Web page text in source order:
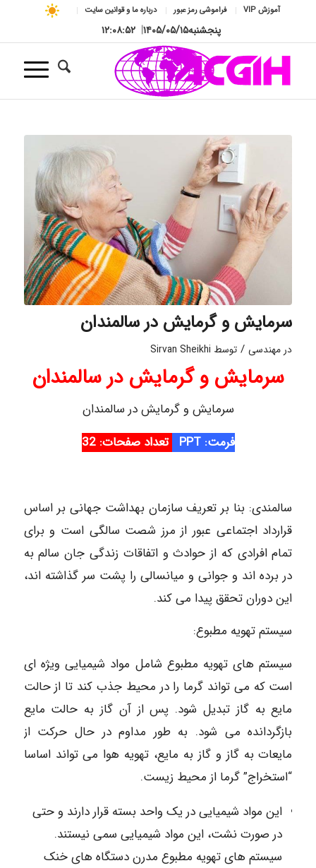
آموزش VIP فراموشی رمز عبور درباره ما و قوانین سایت
پنجشنبه۱۴۰۵/۰۵/۱۵| ۱۲:۰۸:۵۳
سرمایش و گرمایش در سالمندان
در مهندسی / توسط Sirvan Sheikhi
سرمایش و گرمایش در سالمندان
سرمایش و گرمایش در سالمندان
فرمت: PPT
تعداد صفحات: 32
سالمندی: بنا بر تعریف سازمان بهداشت جهانی بر اساس
قرارداد اجتماعی عبور از مرز شصت سالگی است و برای
تمام افرادی که از حوادث و اتفاقات زندگی جان سالم به
در برده اند و جوانی و میانسالی را پشت سر گذاشته اند،
این دوران تحقق پیدا می کند.
سیستم تهویه مطبوع:
سیستم های تهویه مطبوع شامل مواد شیمیایی ویژه ای
است که می تواند گرما را در محیط جذب کند تا از حالت
مایع به گاز تبدیل شود. پس از آن گاز به حالت مایع
بازگردانده می شود. به طور مداوم در حال حرکت از
مایعات به گاز و گاز به مایع، تهویه هوا می تواند اساسا
“استخراج” گرما از محیط زیست.
این مواد شیمیایی در یک واحد بسته قرار دارند و حتی
در صورت نشت، این مواد شیمیایی سمی نیستند.
سیستم های تهویه مطبوع مدرن دستگاه های خنک